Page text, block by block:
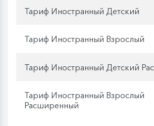
Тариф Иностранный Детский
Тариф Иностранный Взрослый
Тариф Иностранный Детский
Тариф Иностранный Взрослый
Расширенный